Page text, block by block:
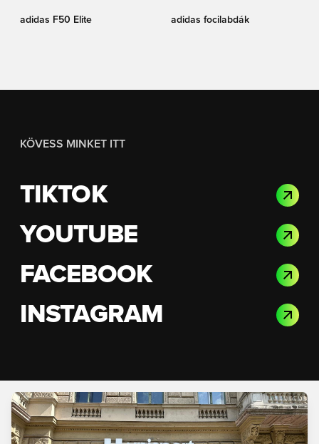
adidas F50 Elite adidas focilabdák
KÖVESS MINKET ITT
TIKTOK
YOUTUBE
FACEBOOK
INSTAGRAM